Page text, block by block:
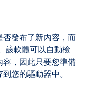
發布了新內容，而
該軟體可以自動檢
，因此只要您準備
您的驅動器中。